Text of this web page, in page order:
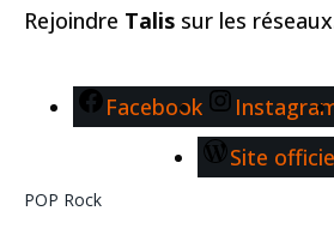
Rejoindre Talis sur les
Facebook
Site
POP Rock